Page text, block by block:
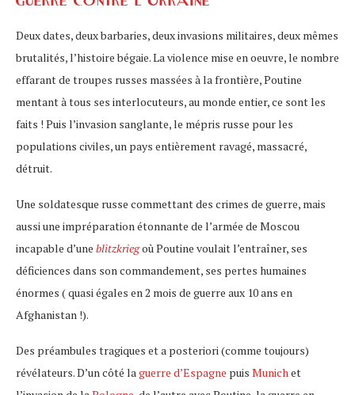
Deux dates, deux barbaries, deux invasions militaires, deux mêmes
brutalités, l’histoire bégaie. La violence mise en oeuvre, le nombre
effarant de troupes russes massées à la frontière, Poutine
mentant à tous ses interlocuteurs, au monde entier, ce sont les
faits ! Puis l’invasion sanglante, le mépris russe pour les
populations civiles, un pays entièrement ravagé, massacré,
détruit.
Une soldatesque russe commettant des crimes de guerre, mais
aussi une impréparation étonnante de l’armée de Moscou
incapable d’une blitzkriegoù Poutine voulait l’entraîner, ses
déficiences dans son commandement, ses pertes humaines
énormes ( quasi égales en 2 mois de guerre aux 10 ans en
Afghanistan !).
Des préambules tragiques et a posteriori (comme toujours)
révélateurs. D’un côté la guerre d’Espagne puis Munich et